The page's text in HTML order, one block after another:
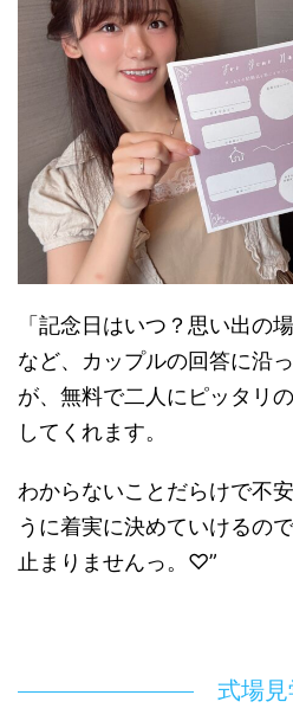
「記念日はいつ？思い出の
など、カップルの回答に沿
が、無料で二人にピッタリ
してくれます。
わからないことだらけで不
うに着実に決めていけるの
止まりませんっ。♡”
式場見